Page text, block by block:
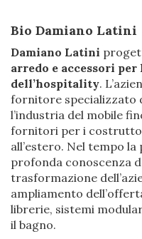
Bio Damiano Latini
Damiano Latini
arredo e accessori per
dell’hospitality.
fornitore specializzato
l’industria del mobile
fornitori per i
all’estero. Nel tempo la
profonda conoscenza
trasformazione
ampliamento
librerie, sistemi
il bagno.